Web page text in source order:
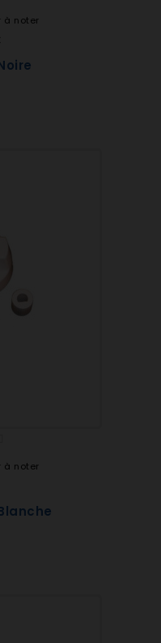
à noter
à noter